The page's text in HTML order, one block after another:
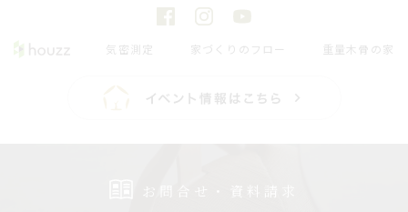
気密測定 家づくりのフロー 重量木骨の家
お問合せ・資料請求